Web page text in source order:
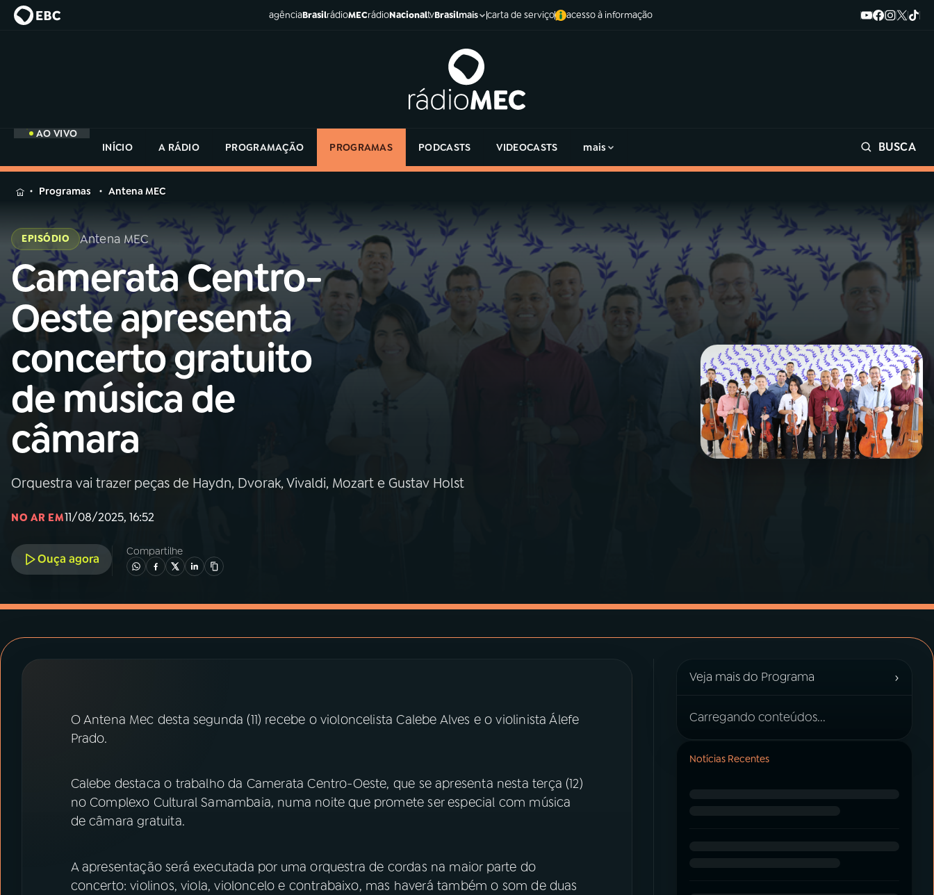
agênciaBrasilrádioMECrádioNacionaltvBrasilmais carta de serviço acesso à informação
AO VIVO
INÍCIO
A RÁDIO PROGRAMAÇÃO PROGRAMAS PODCASTS VIDEOCASTS mais BUSCA
MENU
Buscar
na
Rádio
MEC
Buscar
Início AO VIVO
01 INÍCIO
02A RÁDIO
03 PROGRAMAÇÃO
04PROGRAMAS
ACOMPANHE A RÁDIO MEC
Instagram X
na
Rádio
MEC
Programas Antena MEC
EPISÓDIO Antena MEC
Camerata Centro-
Oeste apresenta
concerto gratuito
de música de
câmara
Orquestra vai trazer peças de Haydn, Dvorak, Vivaldi, Mozart e Gustav Holst
NO AR EM11/08/2025, 16:52
Ouça agora
Compartilhe
O Antena Mec desta segunda (11) recebe o violoncelista Calebe Alves e o violinista Álefe
Prado.
Calebe destaca o trabalho da Camerata Centro-Oeste, que se apresenta nesta terça (12)
no Complexo Cultural Samambaia, numa noite que promete ser especial com música
de câmara gratuita.
A apresentação será executada por uma orquestra de cordas na maior parte do
concerto: violinos, viola, violoncelo e contrabaixo, mas haverá também o som de duas
Veja mais do Programa ›
Carregando conteúdos...
Notícias Recentes